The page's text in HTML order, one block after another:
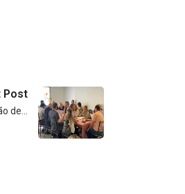
Post
de…